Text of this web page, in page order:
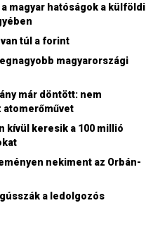
magyar hatóságok a külföldi
túl a forint
magyarországi
már döntött: nem
atomerőművet
kívül keresik a 100 millió
nekiment az Orbán-
a ledolgozós